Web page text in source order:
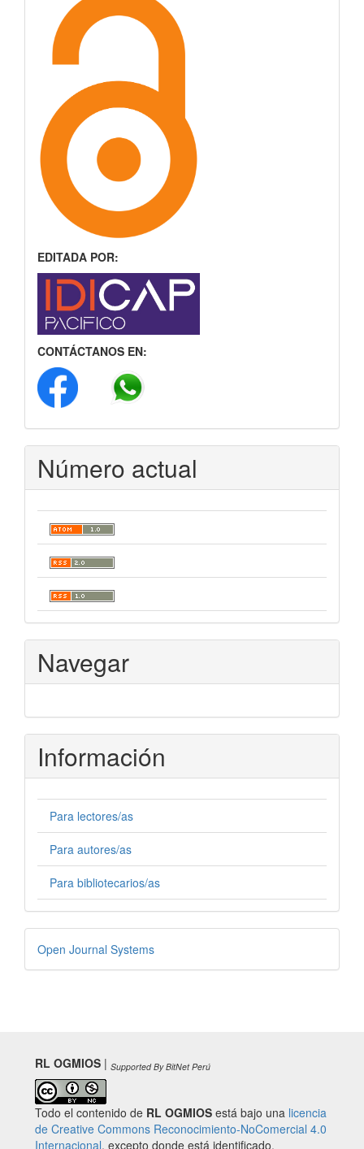
EDITADA POR:
CONTÁCTANOS EN:
Número actual
Navegar
Información
Para lectores/as
Para autores/as
Para bibliotecarios/as
Desarrollado
por
Open Journal Systems
RL OGMIOS | Supported By BitNet Perú
Todo el contenido de RL OGMIOS está bajo una licencia
de Creative Commons Reconocimiento-NoComercial 4.0
Internacional. excepto donde está identificado.